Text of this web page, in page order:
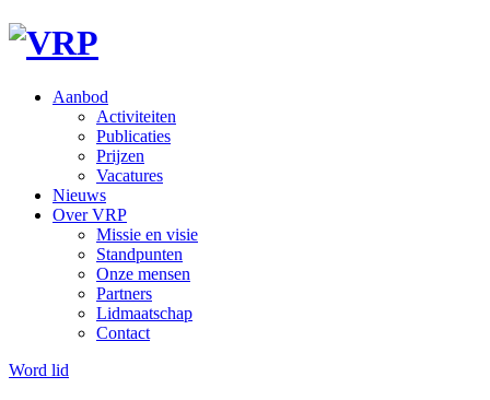
Aanbod
Activiteiten
Publicaties
Prijzen
Vacatures
Nieuws
Over VRP
Missie en visie
Standpunten
Onze mensen
Partners
Lidmaatschap
Contact
Word lid